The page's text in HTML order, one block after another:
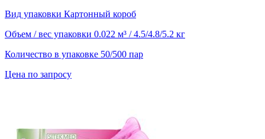
Вид упаковки Картонный короб
Объем / вес упаковки 0.022 м³ / 4.5/4.8/5.2 кг
Количество в упаковке 50/500 пар
Цена по запросу